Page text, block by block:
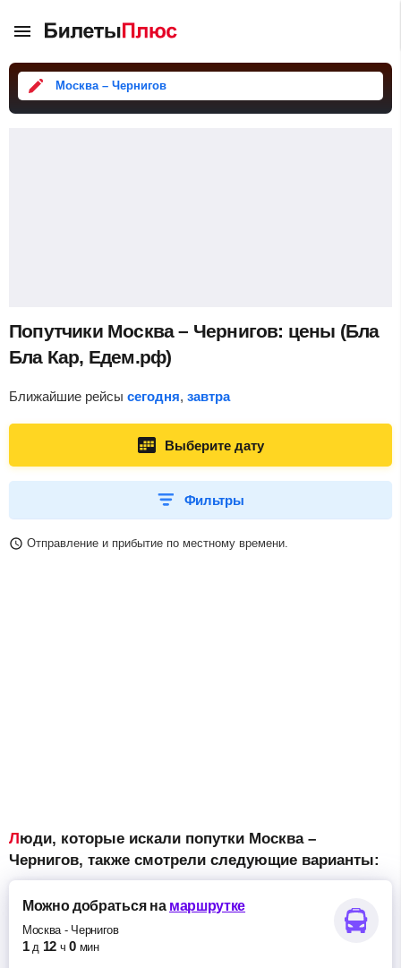
Москва – Чернигов
Попутчики Москва – Чернигов: цены (Бла
Бла Кар, Едем.рф)
Ближайшие рейсы сегодня, завтра
Выберите дату
Фильтры
Отправление и прибытие по местному времени.
Люди, которые искали попутки Москва –
Чернигов, также смотрели следующие варианты:
Можно добратьсяна маршрутке
Москва- Чернигов
1 д 12 ч 0 мин